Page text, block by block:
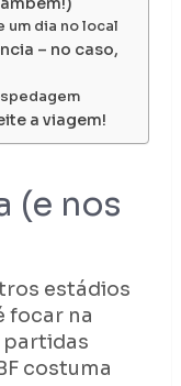
um dia no local
– no caso,
a viagem!
(e nos
estádios
focar na
partidas
costuma